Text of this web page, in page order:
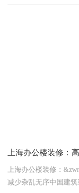
上海办公楼装修：
减少杂乱无序中国建